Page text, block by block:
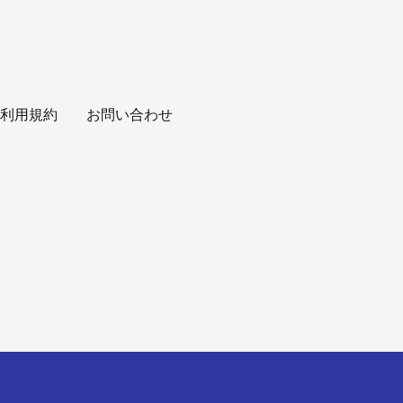
利用規約 お問い合わせ